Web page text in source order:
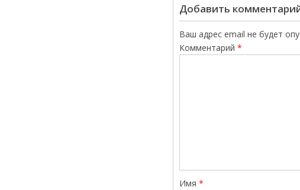
Добавить
Ваш адрес email не будет
Комментарий *
Имя *